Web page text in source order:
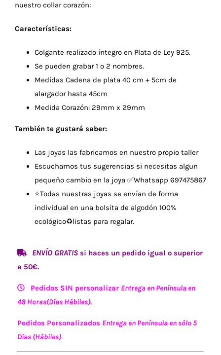
nuestro collar corazón:
Características:
Colgante realizado íntegro en Plata de Ley 925.
Se pueden grabar 1 o 2 nombres.
Medidas Cadena de plata 40 cm + 5cm de
alargador hasta 45cm
Medida Corazón: 29mm x 29mm
También te gustará saber:
Las joyas las fabricamos en nuestro propio taller
Escuchamos tus sugerencias si necesitas algun
pequeño cambio en la joya ✅Whatsapp 697475867
⭐Todas nuestras joyas se envían de forma
individual en una bolsita de algodón 100%
ecológico♻️listas para regalar.
ENVÍO GRATIS si haces un pedido igual o superior
a 50€.
Pedidos SIN personalizar Entrega en Península en
48 Horas(Días Hábiles).
Pedidos Personalizados Entrega en Península en sólo 5
Días (Hábiles)